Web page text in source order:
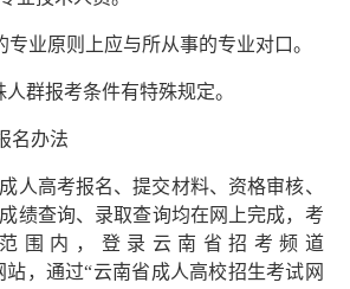
业原则上应与所从事的专业对口。
报考条件有特殊规定。
办法
高考报名、提交材料、资格审核、
绩查询、录取查询均在网上完成，考
围内，登录云南省招考频道
站，通过“云南省成人高校招生考试网